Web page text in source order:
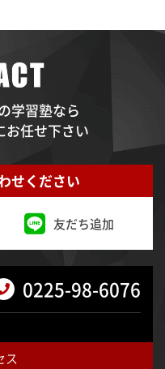
学習塾なら
お任せ下さい
せください
友だち追加
0225-98-6076
ス